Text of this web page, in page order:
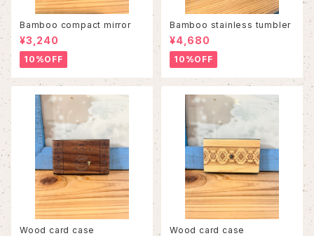
Bamboo compact mirror
¥3,240
10%OFF
Bamboo stainless tumbler
¥4,680
10%OFF
Wood card case Wood card case